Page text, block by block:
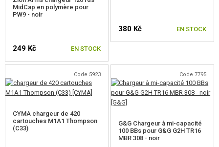
CHARGEURS POUR ÉLECTRIQUE
CHARGEURS POUR SR25
CHARGEURS POUR MP5
CHARGEURS POUR G36, CZ 805
MidCap en polymère pour
PW9 - noir
249 Kč EN STOCK
380 Kč EN STOCK
Code 5923
CYMA chargeur de 420
cartouches M1A1 Thompson
(C33)
Code 7795
G&G Chargeur à mi-capacité
100 BBs pour G&G G2H TR16
MBR 308 - noir